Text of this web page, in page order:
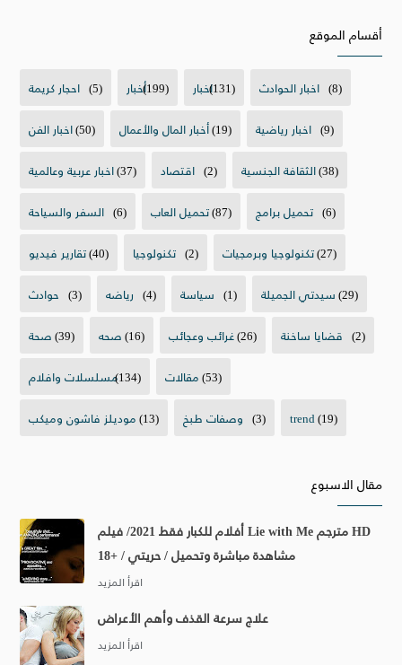
أقسام الموقع
احجار كريمة (5) أخبار(199) اخبار(131) اخبار الحوادث (8)
اخبار الفن(50) أخبار المال والأعمال(19) اخبار رياضية (9)
اخبار عربية وعالمية(37) اقتصاد (2) الثقافة الجنسية(38)
السفر والسياحة (6) تحميل العاب(87) تحميل برامج (6)
تقارير فيديو(40) تكنولوجيا (2) تكنولوجيا وبرمجيات(27)
حوادث (3) رياضه (4) سياسة (1) سيدتي الجميلة(29)
صحة(39) صحه(16) غرائب وعجائب(26) قضايا ساخنة (2)
مسلسلات وافلام(134) مقالات(53)
موديلز فاشون وميكب(13) وصفات طبخ (3) trend(19)
مقال الاسبوع
أفلام للكبار فقط 2021/ فيلم Lie with Me مترجم HD
مشاهدة مباشرة وتحميل / حريتي / +18
علاج سرعة القذف وأهم الأعراض